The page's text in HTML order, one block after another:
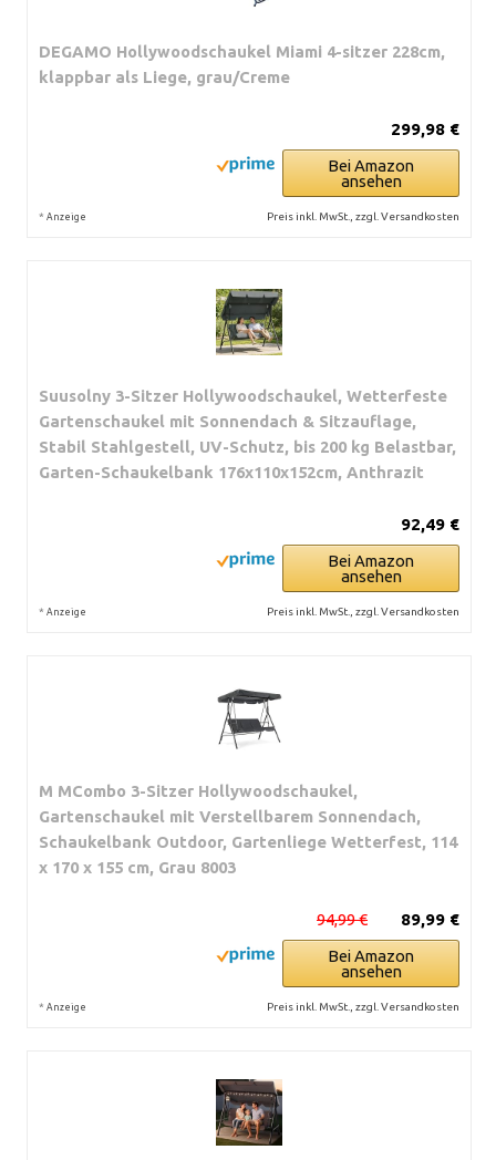
DEGAMO Hollywoodschaukel Miami 4-sitzer 228cm,
klappbar als Liege, grau/Creme
299,98 €
Bei Amazon
ansehen
* Anzeige Preis inkl. MwSt., zzgl. Versandkosten
Suusolny 3-Sitzer Hollywoodschaukel, Wetterfeste
Gartenschaukel mit Sonnendach & Sitzauflage,
Stabil Stahlgestell, UV-Schutz, bis 200 kg Belastbar,
Garten-Schaukelbank 176x110x152cm, Anthrazit
92,49 €
Bei Amazon
ansehen
* Anzeige Preis inkl. MwSt., zzgl. Versandkosten
M MCombo 3-Sitzer Hollywoodschaukel,
Gartenschaukel mit Verstellbarem Sonnendach,
Schaukelbank Outdoor, Gartenliege Wetterfest, 114
x 170 x 155 cm, Grau 8003
89,99 €
94,99 €
Bei Amazon
ansehen
* Anzeige Preis inkl. MwSt., zzgl. Versandkosten